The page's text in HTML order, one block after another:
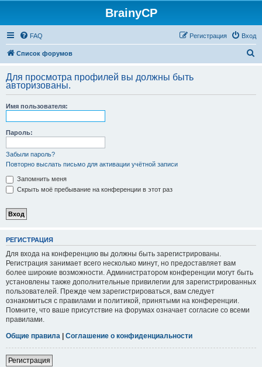
BrainyCP
FAQ Вход
Регистрация
Список форумов
с
Для просмотра профилей вы должны быть
авторизованы.
Имя пользователя:
Пароль:
Забыли пароль?
Повторно выслать письмо для активации учётной записи
Запомнить меня
Скрыть моё пребывание на конференции в этот раз
РЕГИСТРАЦИЯ
Для входа на конференцию вы должны быть зарегистрированы.
Регистрация занимает всего несколько минут, но предоставляет вам
более широкие возможности. Администратором конференции могут быть
установлены также дополнительные привилегии для зарегистрированных
пользователей. Прежде чем зарегистрироваться, вам следует
ознакомиться с правилами и политикой, принятыми на конференции.
Помните, что ваше присутствие на форумах означает согласие со всеми
правилами.
Общие правила | Соглашение о конфиденциальности
Регистрация